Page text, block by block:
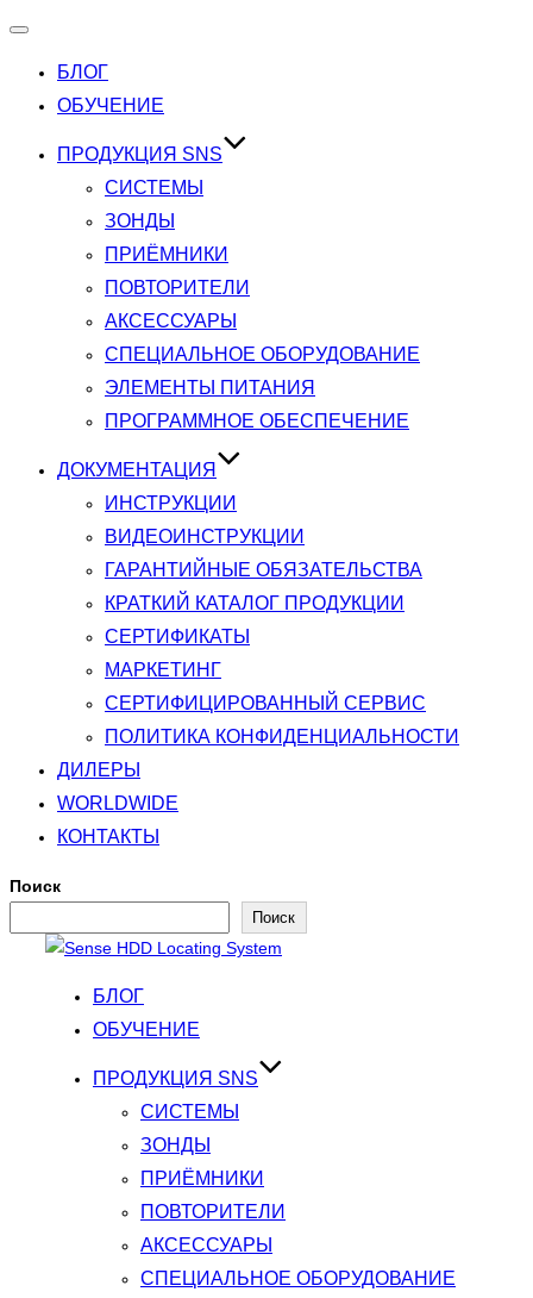
Переключатель
БЛОГ
ОБУЧЕНИЕ
ПРОДУКЦИЯ SNS
СИСТЕМЫ
ЗОНДЫ
ПРИЁМНИКИ
ПОВТОРИТЕЛИ
АКСЕССУАРЫ
СПЕЦИАЛЬНОЕ ОБОРУДОВАНИЕ
ЭЛЕМЕНТЫ ПИТАНИЯ
ПРОГРАММНОЕ ОБЕСПЕЧЕНИЕ
ДОКУМЕНТАЦИЯ
ИНСТРУКЦИИ
ВИДЕОИНСТРУКЦИИ
ГАРАНТИЙНЫЕ ОБЯЗАТЕЛЬСТВА
КРАТКИЙ КАТАЛОГ ПРОДУКЦИИ
СЕРТИФИКАТЫ
МАРКЕТИНГ
СЕРТИФИЦИРОВАННЫЙ СЕРВИС
ПОЛИТИКА КОНФИДЕНЦИАЛЬНОСТИ
ДИЛЕРЫ
WORLDWIDE
КОНТАКТЫ
Поиск
Поиск
Перейти
содержимомуБЛОГ
ОБУЧЕНИЕ
ПРОДУКЦИЯ SNS
СИСТЕМЫ
ЗОНДЫ
ПРИЁМНИКИ
ПОВТОРИТЕЛИ
АКСЕССУАРЫ
СПЕЦИАЛЬНОЕ ОБОРУДОВАНИЕ